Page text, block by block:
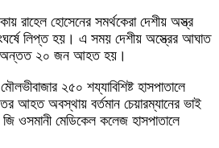
রাহেল হোসেনের সমর্থকেরা দেশীয় অস্ত্র
লিপ্ত হয়। এ সময় দেশীয় অস্ত্রের আঘাত
অন্তত ২০ জন আহত হয়।
২৫০ শয্যাবিশিষ্ট হাসপাতালে
আহত অবস্থায় বর্তমান চেয়ারম্যানের ভাই
ওসমানী মেডিকেল কলেজ হাসপাতালে